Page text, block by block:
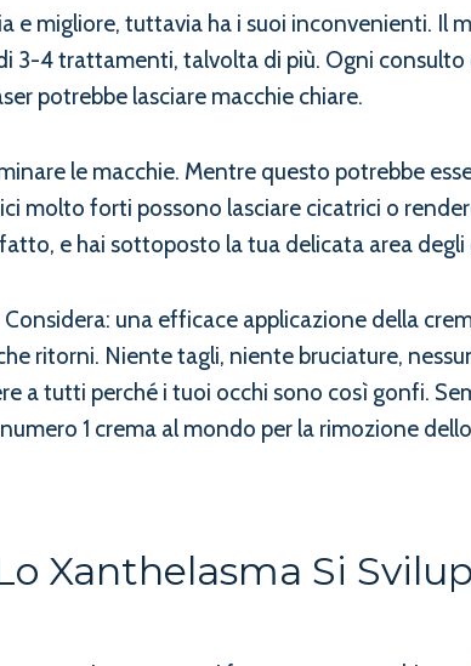
e migliore, tuttavia ha i suoi inconvenienti. Il
3-4 trattamenti, talvolta di più. Ogni
potrebbe lasciare macchie chiare.
le macchie. Mentre questo potrebbe
molto forti possono lasciare cicatrici o
e hai sottoposto la tua delicata area
una efficace applicazione della
ritorni. Niente tagli, niente bruciature,
a tutti perché i tuoi occhi sono così gonfi.
1 crema al mondo per la rimozione
Xanthelasma Si